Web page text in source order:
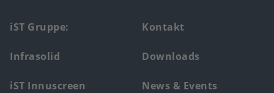
Footer
main
menu
iST Gruppe:
Infrasolid
iST Innuscreen
Kontakt
Downloads
News & Events